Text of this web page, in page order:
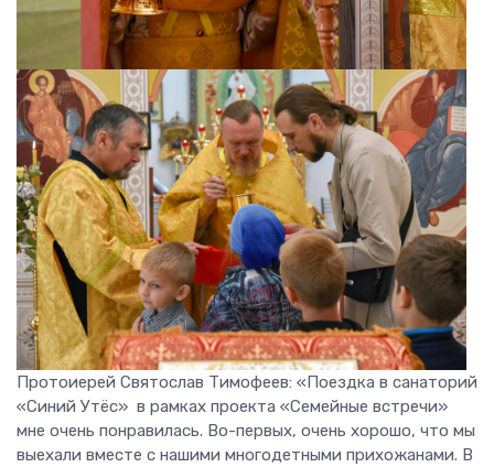
Протоиерей Святослав Тимофеев: «Поездка в санаторий
«Синий Утёс» в рамках проекта «Семейные встречи»
мне очень понравилась. Во-первых, очень хорошо, что мы
выехали вместе с нашими многодетными прихожанами. В